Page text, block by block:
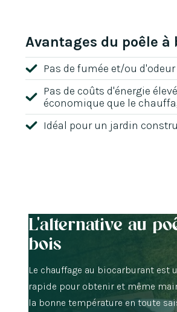
Avantages du poêle
Pas de fumée et/ou
Pas de coûts d'énergie
économique que le
Idéal pour un jardin
L'alternative au
bois
Le chauffage au biocarburant est
rapide pour obtenir et même
la bonne température en toute